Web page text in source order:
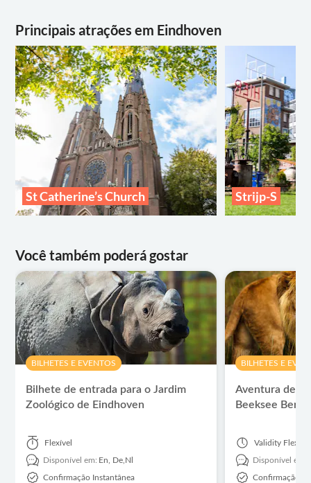
Principais atrações em Eindhoven
St Catherine’s Church Strijp-S
Você também poderá gostar
BILHETES E EVENTOS
Bilhete de entrada para o Jardim
Zoológico de Eindhoven
Flexível
Disponível em: En, De,Nl
Confirmação Instantânea
BILHETES E
Aventura de
Beeksee
Validity Flexível
Disponível em:
Confirmação